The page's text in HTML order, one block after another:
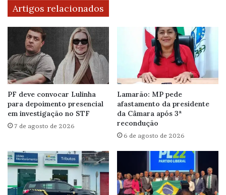
Artigos relacionados
PF deve convocar Lulinha
para depoimento presencial
em investigação no STF
7 de agosto de 2026
Lamarão: MP pede
afastamento da presidente
da Câmara após 3ª
recondução
6 de agosto de 2026